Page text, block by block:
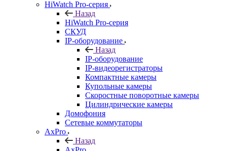
HiWatch Pro-серия
Назад
HiWatch Pro-серия
CКУД
IP-оборудование
Назад
IP-оборудование
IP-видеорегистраторы
Компактные камеры
Купольные камеры
Скоростные поворотные камеры
Цилиндрические камеры
Домофония
Сетевые коммутаторы
AxPro
Назад